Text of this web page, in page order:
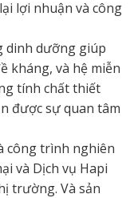
lợi nhuận và công
dinh dưỡng giúp
kháng, và hệ miễn
tính chất thiết
được sự quan tâm
công trình nghiên
và Dịch vụ Hapi
trường. Và sản